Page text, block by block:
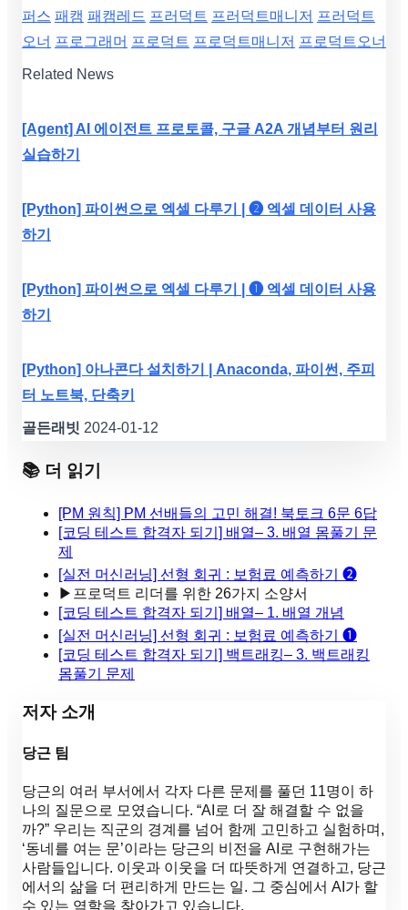
퍼스 패캠 패캠레드 프러덕트 프러덕트매니저 프러덕트
오너 프로그래머 프로덕트 프로덕트매니저 프로덕트오너
Related News
[Agent] AI 에이전트 프로토콜, 구글 A2A 개념부터 원리
실습하기
[Python] 파이썬으로 엑셀 다루기 | ❷ 엑셀 데이터 사용
하기
[Python] 파이썬으로 엑셀 다루기 | ❶ 엑셀 데이터 사용
하기
[Python] 아나콘다 설치하기 | Anaconda, 파이썬, 주피
터 노트북, 단축키
골든래빗 2024-01-12
📚 더 읽기
[PM 원칙] PM 선배들의 고민 해결! 북토크 6문 6답
[코딩 테스트 합격자 되기] 배열– 3. 배열 몸풀기 문
제
[실전 머신러닝] 선형 회귀 : 보험료 예측하기 ❷
▶ 프로덕트 리더를 위한 26가지 소양서
[코딩 테스트 합격자 되기] 배열– 1. 배열 개념
[실전 머신러닝] 선형 회귀 : 보험료 예측하기 ❶
[코딩 테스트 합격자 되기] 백트래킹– 3. 백트래킹
몸풀기 문제
저자 소개
당근 팀
당근의 여러 부서에서 각자 다른 문제를 풀던 11명이 하
나의 질문으로 모였습니다. “AI로 더 잘 해결할 수 없을
까?” 우리는 직군의 경계를 넘어 함께 고민하고 실험하며,
‘동네를 여는 문’이라는 당근의 비전을 AI로 구현해가는
사람들입니다. 이웃과 이웃을 더 따뜻하게 연결하고, 당근
에서의 삶을 더 편리하게 만드는 일. 그 중심에서 AI가 할
수 있는 역할을 찾아가고 있습니다.